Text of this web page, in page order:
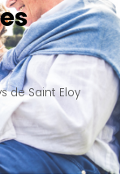
de Saint Eloy